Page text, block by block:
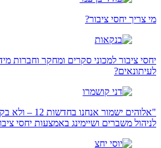
מי צריך יחסי ציבור?
יחסי ציבור למכוני סקרים ומחקר וחברות
לעיתונאים?
"אלוהים ישמור
לניהול משברים ושיימינג באמצעות יחסי